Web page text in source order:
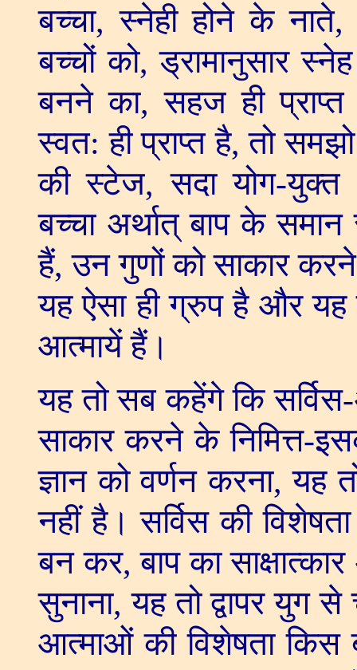
बच्चा,स्नेही होने के नाते
बच्चों को,ड्रामानुसार स्नेह
बनने का,सहज ही
स्वत: ही प्राप्त है,तो
की स्टेज,सदा योग-युक्त
बच्चा अर्थात् बाप के
हैं,उन गुणों को साकार करने
यह ऐसा ही ग्रुप है और यह
आत्मायें हैं।
यह तो सब कहेंगे कि सर्विस-
साकार करने के निमित्त-
ज्ञान को वर्णन करना,यह
नहीं है। सर्विस की
बन कर,बाप का
सुनाना,यह तो द्वापर युग
आत्माओं की विशेषता किस